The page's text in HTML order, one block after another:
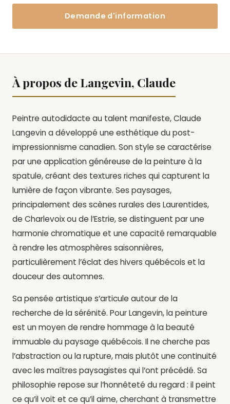
Demande d'information
À propos de Langevin, Claude
Peintre autodidacte au talent manifeste, Claude
Langevin a développé une esthétique du post-
impressionnisme canadien. Son style se caractérise
par une application généreuse de la peinture à la
spatule, créant des textures riches qui capturent la
lumière de façon vibrante. Ses paysages,
principalement des scènes rurales des Laurentides,
de Charlevoix ou de l’Estrie, se distinguent par une
harmonie chromatique et une capacité remarquable
à rendre les atmosphères saisonnières,
particulièrement l’éclat des hivers québécois et la
douceur des automnes.
Sa pensée artistique s’articule autour de la
recherche de la sérénité. Pour Langevin, la peinture
est un moyen de rendre hommage à la beauté
immuable du paysage québécois. Il ne cherche pas
l’abstraction ou la rupture, mais plutôt une continuité
avec les maîtres paysagistes qui l’ont précédé. Sa
philosophie repose sur l’honnêteté du regard : il peint
ce qu’il voit et ce qu’il aime, cherchant à transmettre